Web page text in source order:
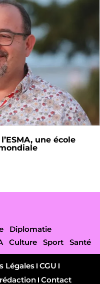
une école
Diplomatie
Culture Sport Santé
Légales CGU
Contact